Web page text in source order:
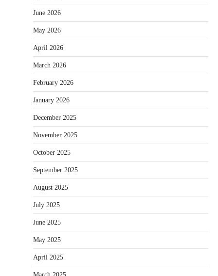
June 2026
May 2026
April 2026
March 2026
February 2026
January 2026
December 2025
November 2025
October 2025
September 2025
August 2025
July 2025
June 2025
May 2025
April 2025